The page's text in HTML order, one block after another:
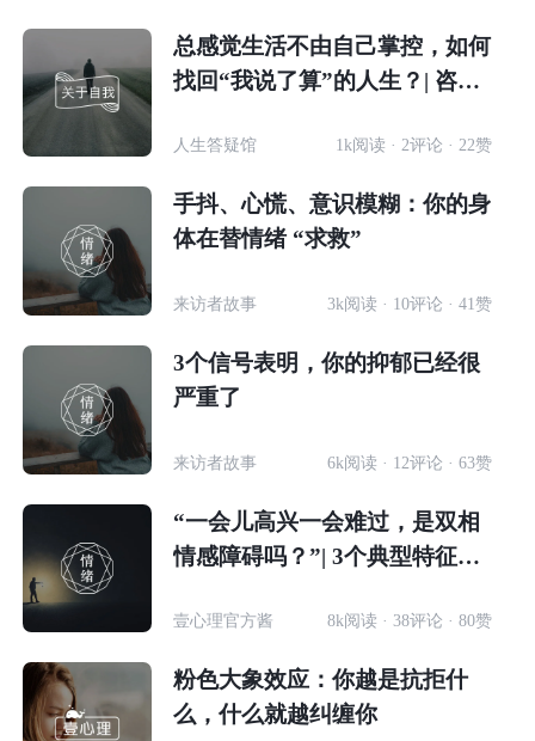
总感觉生活不由自己掌控，如何
找回“我说了算”的人生？| 咨询
人生答疑馆 1k阅读 · 2评论 · 22赞
手抖、心慌、意识模糊：你的身
体在替情绪 “求救”
来访者故事 3k阅读 · 10评论 · 41赞
3个信号表明，你的抑郁已经很
严重了
来访者故事 6k阅读 · 12评论 · 63赞
“一会儿高兴一会难过，是双相
情感障碍吗？”| 3个典型特征帮
壹心理官方酱 8k阅读 · 38评论 · 80赞
粉色大象效应：你越是抗拒什
么，什么就越纠缠你